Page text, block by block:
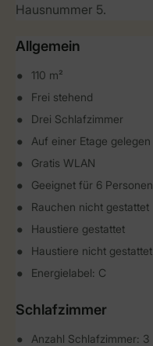
Hausnummer 5.
Allgemein
110 m²
Frei stehend
Drei Schlafzimmer
Auf einer Etage gelegen
Gratis WLAN
Geeignet für 6 Personen
Rauchen nicht gestattet
Haustiere gestattet
Haustiere nicht gestattet
Energielabel: C
Schlafzimmer
Anzahl Schlafzimmer: 3